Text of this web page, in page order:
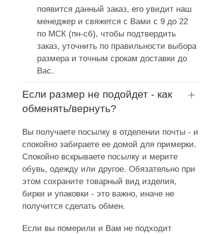
появится данный заказ, его увидит наш
менеджер и свяжется с Вами с 9 до 22
по МСК (пн-сб), чтобы подтвердить
заказ, уточнить по правильности выбора
размера и точным срокам доставки до
Вас.
Если размер не подойдет - как
обменять/вернуть?
Вы получаете посылку в отделении почты - и
спокойно забираете ее домой для примерки.
Спокойно вскрываете посылку и мерите
обувь, одежду или другое. Обязательно при
этом сохраните товарный вид изделия,
бирки и упаковки - это важно, иначе не
получится сделать обмен.
Если вы померили и Вам не подходит